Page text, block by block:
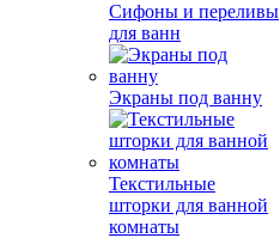
Сифоны и переливы
для ванн
Экраны под ванну
Текстильные
шторки для ванной
комнаты